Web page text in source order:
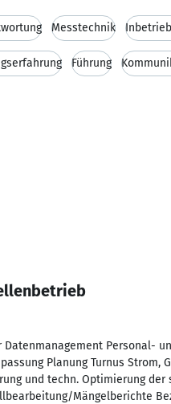
Messtechnik
Führung
Personal-
Planung Turnus Strom,
und techn. Optimierung
Mängelberichte